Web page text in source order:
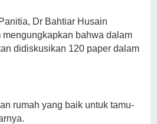
Dr Bahtiar Husain
bahwa dalam
didiskusikan 120 paper dalam
rumah yang baik untuk tamu-